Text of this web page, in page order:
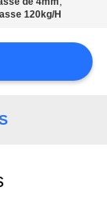
120kg/H